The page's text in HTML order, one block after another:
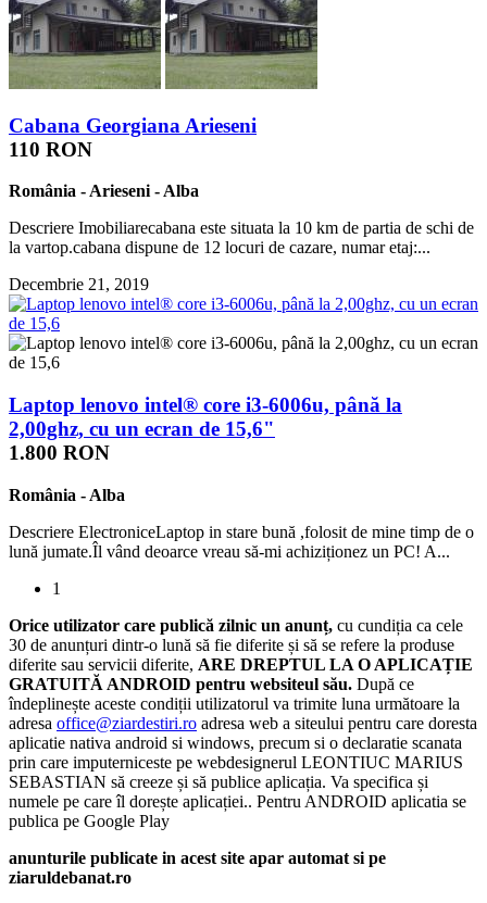
Cabana Georgiana Arieseni
110 RON
România - Arieseni - Alba
Descriere Imobiliarecabana este situata la 10 km de partia de schi de
la vartop.cabana dispune de 12 locuri de cazare, numar etaj:...
Decembrie 21, 2019
Laptop lenovo intel® core i3-6006u, până la
2,00ghz, cu un ecran de 15,6"
1.800 RON
România - Alba
Descriere ElectroniceLaptop in stare bună ,folosit de mine timp de o
lună jumate.Îl vând deoarce vreau să-mi achiziționez un PC! A...
1
Orice utilizator care publică zilnic un anunț, cu cundiția ca cele
30 de anunțuri dintr-o lună să fie diferite și să se refere la produse
diferite sau servicii diferite, ARE DREPTUL LA O APLICAȚIE
GRATUITĂ ANDROID pentru websiteul său. După ce
îndeplinește aceste condiții utilizatorul va trimite luna următoare la
adresa office@ziardestiri.ro adresa web a siteului pentru care doresta
aplicatie nativa android si windows, precum si o declaratie scanata
prin care imputerniceste pe webdesignerul LEONTIUC MARIUS
SEBASTIAN să creeze și să publice aplicația. Va specifica și
numele pe care îl dorește aplicației.. Pentru ANDROID aplicatia se
publica pe Google Play
anunturile publicate in acest site apar automat si pe
ziaruldebanat.ro